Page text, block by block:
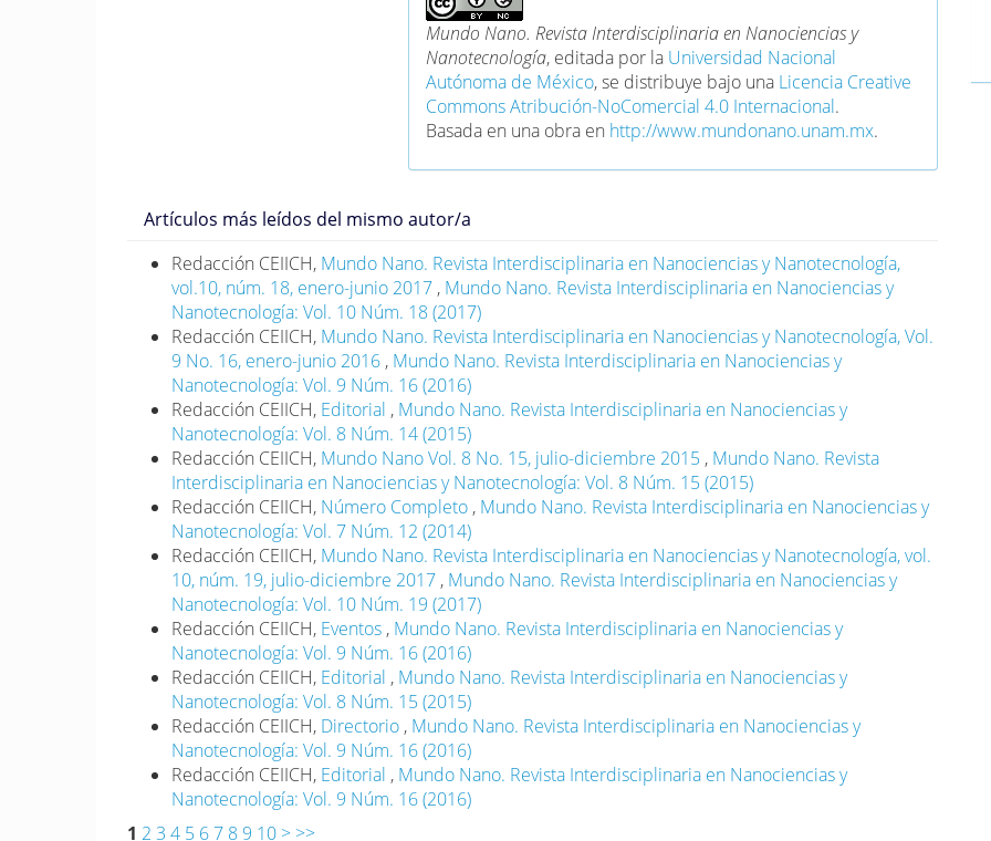
Mundo Nano. Revista Interdisciplinaria en Nanociencias y
Nanotecnología, editada por la Universidad Nacional
Autónoma de México, se distribuye bajo una Licencia Creative
Commons Atribución-NoComercial 4.0 Internacional.
Basada en una obra en http://www.mundonano.unam.mx.
Artículos más leídos del mismo autor/a
Redacción CEIICH, Mundo Nano. Revista Interdisciplinaria en Nanociencias y Nanotecnología,
vol.10, núm. 18, enero-junio 2017 , Mundo Nano. Revista Interdisciplinaria en Nanociencias y
Nanotecnología: Vol. 10 Núm. 18 (2017)
Redacción CEIICH, Mundo Nano. Revista Interdisciplinaria en Nanociencias y Nanotecnología, Vol.
9 No. 16, enero-junio 2016 , Mundo Nano. Revista Interdisciplinaria en Nanociencias y
Nanotecnología: Vol. 9 Núm. 16 (2016)
Redacción CEIICH, Editorial , Mundo Nano. Revista Interdisciplinaria en Nanociencias y
Nanotecnología: Vol. 8 Núm. 14 (2015)
Redacción CEIICH, Mundo Nano Vol. 8 No. 15, julio-diciembre 2015 , Mundo Nano. Revista
Interdisciplinaria en Nanociencias y Nanotecnología: Vol. 8 Núm. 15 (2015)
Redacción CEIICH, Número Completo , Mundo Nano. Revista Interdisciplinaria en Nanociencias y
Nanotecnología: Vol. 7 Núm. 12 (2014)
Redacción CEIICH, Mundo Nano. Revista Interdisciplinaria en Nanociencias y Nanotecnología, vol.
10, núm. 19, julio-diciembre 2017 , Mundo Nano. Revista Interdisciplinaria en Nanociencias y
Nanotecnología: Vol. 10 Núm. 19 (2017)
Redacción CEIICH, Eventos , Mundo Nano. Revista Interdisciplinaria en Nanociencias y
Nanotecnología: Vol. 9 Núm. 16 (2016)
Redacción CEIICH, Editorial , Mundo Nano. Revista Interdisciplinaria en Nanociencias y
Nanotecnología: Vol. 8 Núm. 15 (2015)
Redacción CEIICH, Directorio , Mundo Nano. Revista Interdisciplinaria en Nanociencias y
Nanotecnología: Vol. 9 Núm. 16 (2016)
Redacción CEIICH, Editorial , Mundo Nano. Revista Interdisciplinaria en Nanociencias y
Nanotecnología: Vol. 9 Núm. 16 (2016)
1 2 3 4 5 6 7 8 9 10 > >>